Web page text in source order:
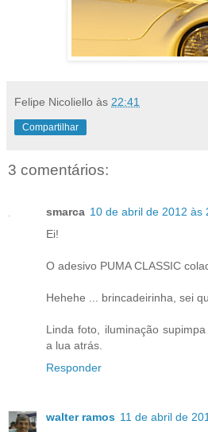
Felipe Nicoliello às 22:41
Compartilhar
3 comentários:
smarca 10 de abril de 2012 às
Ei!
O adesivo PUMA CLASSIC
Hehehe ... brincadeirinha, sei
Linda foto, iluminação
a lua atrás.
Responder
walter ramos 11 de abril de